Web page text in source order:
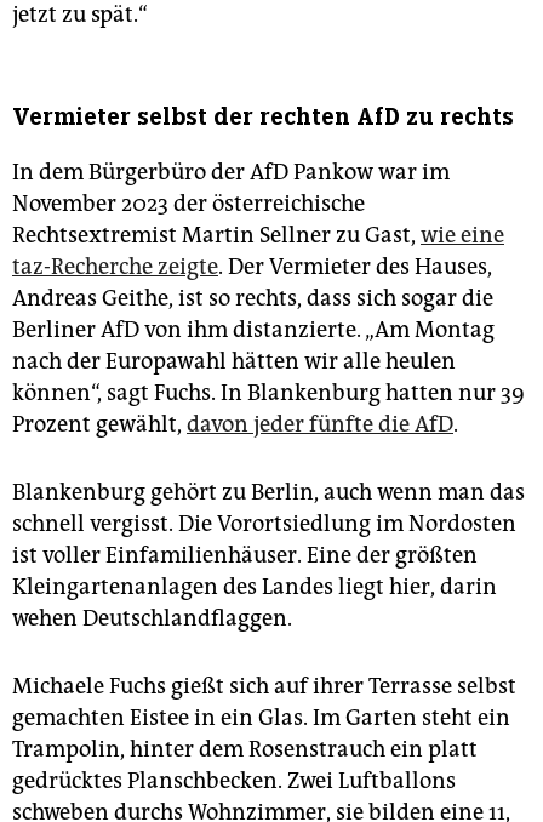
jetzt zu spät.“
Vermieter selbst der rechten AfD zu rechts
In dem Bürgerbüro der AfD Pankow war im
November 2023 der österreichische
Rechtsextremist Martin Sellner zu Gast, wie eine
taz-Recherche zeigte. Der Vermieter des Hauses,
Andreas Geithe, ist so rechts, dass sich sogar die
Berliner AfD von ihm distanzierte. „Am Montag
nach der Europawahl hätten wir alle heulen
können“, sagt Fuchs. In Blankenburg hatten nur 39
Prozent gewählt, davon jeder fünfte die AfD.
Blankenburg gehört zu Berlin, auch wenn man das
schnell vergisst. Die Vorortsiedlung im Nordosten
ist voller Einfamilienhäuser. Eine der größten
Kleingartenanlagen des Landes liegt hier, darin
wehen Deutschlandflaggen.
Michaele Fuchs gießt sich auf ihrer Terrasse selbst
gemachten Eistee in ein Glas. Im Garten steht ein
Trampolin, hinter dem Rosenstrauch ein platt
gedrücktes Planschbecken. Zwei Luftballons
schweben durchs Wohnzimmer, sie bilden eine 11,